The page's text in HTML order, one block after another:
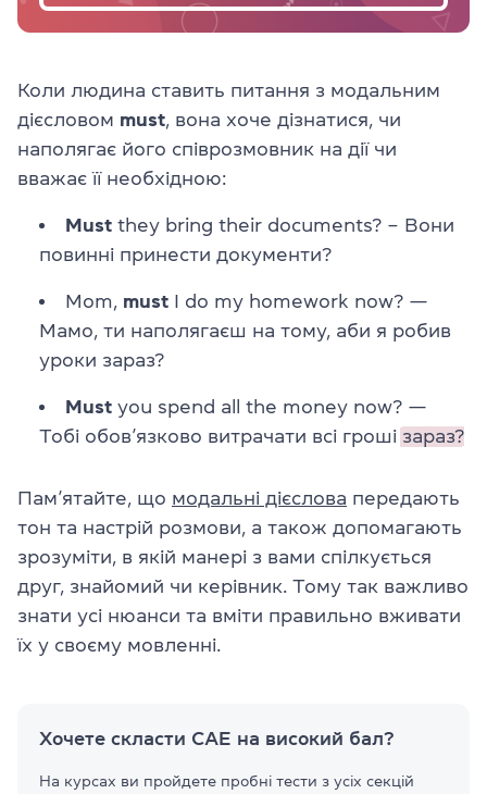
Коли людина ставить питання з модальним
дієсловом must, вона хоче дізнатися, чи
наполягає його співрозмовник на дії чи
вважає її необхідною:
Must they bring their documents? – Вони
повинні принести документи?
Mom, must I do my homework now? —
Мамо, ти наполягаєш на тому, аби я робив
уроки зараз?
Must you spend all the money now? —
Тобі обов’язково витрачати всі гроші зараз?
Пам’ятайте, що модальні дієслова передають
тон та настрій розмови, а також допомагають
зрозуміти, в якій манері з вами спілкується
друг, знайомий чи керівник. Тому так важливо
знати усі нюанси та вміти правильно вживати
їх у своєму мовленні.
Хочете скласти CAE на високий бал?
На курсах ви пройдете пробні тести з усіх секцій